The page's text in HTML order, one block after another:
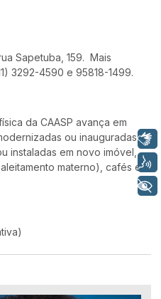
Sapetuba, 159. Mais
3292-4590 e 95818-1499.
da CAASP avança em
ou inauguradas,
instaladas em novo imóvel,
materno), cafés e
Libras
Voz